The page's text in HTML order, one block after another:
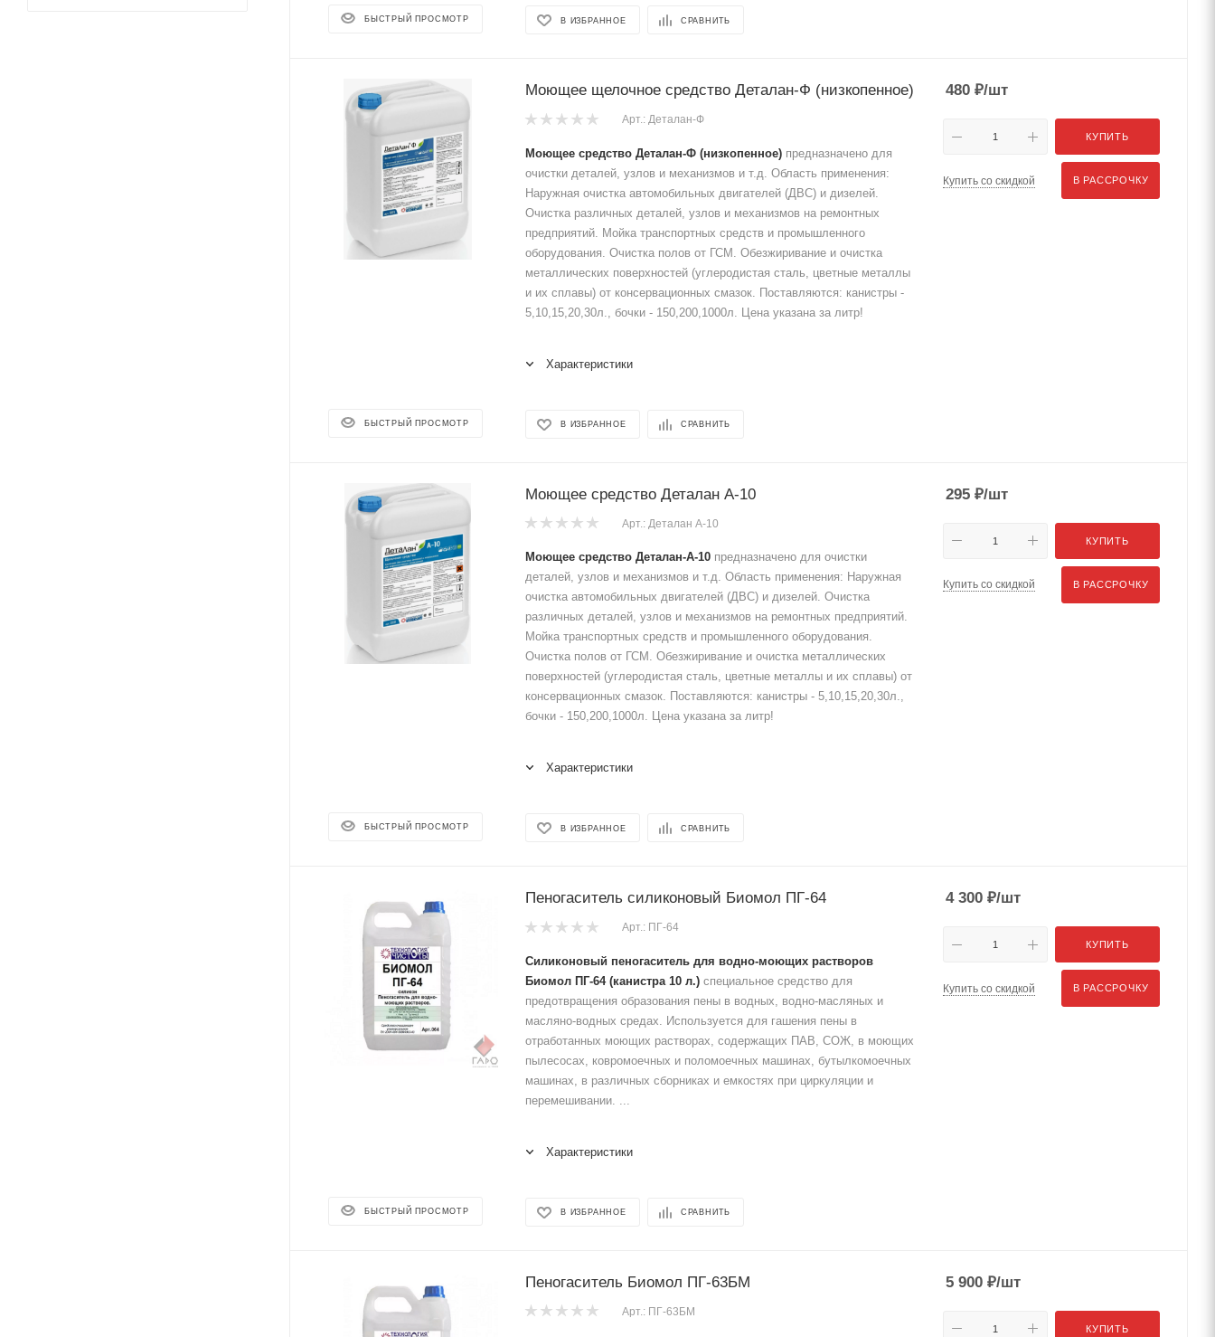
БЫСТРЫЙ ПРОСМОТР В ИЗБРАННОЕ СРАВНИТЬ
БЫСТРЫЙ ПРОСМОТР
Моющее щелочное средство Деталан-Ф (низкопенное)
Арт.: Деталан-Ф
Моющее средство Деталан-Ф (низкопенное) предназначено для
очистки деталей, узлов и механизмов и т.д. Область применения:
Наружная очистка автомобильных двигателей (ДВС) и дизелей.
Очистка различных деталей, узлов и механизмов на ремонтных
предприятий. Мойка транспортных средств и промышленного
оборудования. Очистка полов от ГСМ. Обезжиривание и очистка
металлических поверхностей (углеродистая сталь, цветные металлы
и их сплавы) от консервационных смазок. Поставляются: канистры -
5,10,15,20,30л., бочки - 150,200,1000л. Цена указана за литр!
Характеристики
В ИЗБРАННОЕ СРАВНИТЬ
480 ₽/шт
КУПИТЬ
Купить со скидкой В РАССРОЧКУ
БЫСТРЫЙ ПРОСМОТР
Моющее средство Деталан А-10
Арт.: Деталан А-10
Моющее средство Деталан-А-10 предназначено для очистки
деталей, узлов и механизмов и т.д. Область применения: Наружная
очистка автомобильных двигателей (ДВС) и дизелей. Очистка
различных деталей, узлов и механизмов на ремонтных предприятий.
Мойка транспортных средств и промышленного оборудования.
Очистка полов от ГСМ. Обезжиривание и очистка металлических
поверхностей (углеродистая сталь, цветные металлы и их сплавы) от
консервационных смазок. Поставляются: канистры - 5,10,15,20,30л.,
бочки - 150,200,1000л. Цена указана за литр!
Характеристики
В ИЗБРАННОЕ СРАВНИТЬ
295 ₽/шт
КУПИТЬ
Купить со скидкой В РАССРОЧКУ
БЫСТРЫЙ ПРОСМОТР
Пеногаситель силиконовый Биомол ПГ-64
Арт.: ПГ-64
Силиконовый пеногаситель для водно-моющих растворов
Биомол ПГ-64 (канистра 10 л.) специальное средство для
предотвращения образования пены в водных, водно-масляных и
масляно-водных средах. Используется для гашения пены в
отработанных моющих растворах, содержащих ПАВ, СОЖ, в моющих
пылесосах, ковромоечных и поломоечных машинах, бутылкомоечных
машинах, в различных сборниках и емкостях при циркуляции и
перемешивании. ...
Характеристики
В ИЗБРАННОЕ СРАВНИТЬ
4 300 ₽/шт
КУПИТЬ
Купить со скидкой В РАССРОЧКУ
Пеногаситель Биомол ПГ-63БМ
Арт.: ПГ-63БМ
5 900 ₽/шт
КУПИТЬ